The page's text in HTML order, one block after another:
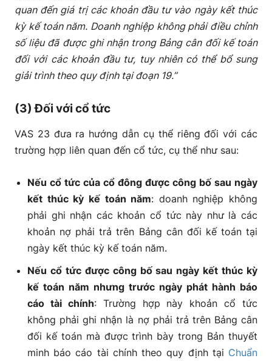
quan đến giá trị các khoản đầu tư vào ngày kết thúc
kỳ kế toán năm. Doanh nghiệp không phải điều chỉnh
số liệu đã được ghi nhận trong Bảng cân đối kế toán
đối với các khoản đầu tư, tuy nhiên có thể bổ sung
giải trình theo quy định tại đoạn 19.”
(3) Đối với cổ tức
VAS 23 đưa ra hướng dẫn cụ thể riêng đối với các
trường hợp liên quan đến cổ tức, cụ thể như sau:
Nếu cổ tức của cổ đông được công bố sau ngày
kết thúc kỳ kế toán năm: doanh nghiệp không
phải ghi nhận các khoản cổ tức này như là các
khoản nợ phải trả trên Bảng cân đối kế toán tại
ngày kết thúc kỳ kế toán năm.
Nếu cổ tức được công bố sau ngày kết thúc kỳ
kế toán năm nhưng trước ngày phát hành báo
cáo tài chính: Trường hợp này khoản cổ tức
không phải ghi nhận là nợ phải trả trên Bảng cân
đối kế toán mà được trình bày trong Bản thuyết
minh báo cáo tài chính theo quy định tại Chuẩn